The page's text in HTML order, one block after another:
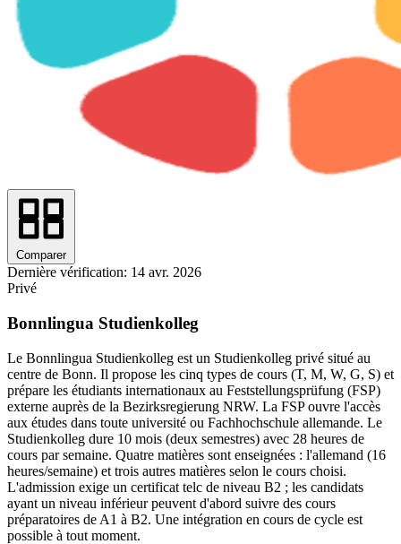
Comparer
Dernière vérification: 14 avr. 2026
Privé
Bonnlingua Studienkolleg
Le Bonnlingua Studienkolleg est un Studienkolleg privé situé au
centre de Bonn. Il propose les cinq types de cours (T, M, W, G, S) et
prépare les étudiants internationaux au Feststellungsprüfung (FSP)
externe auprès de la Bezirksregierung NRW. La FSP ouvre l'accès
aux études dans toute université ou Fachhochschule allemande. Le
Studienkolleg dure 10 mois (deux semestres) avec 28 heures de
cours par semaine. Quatre matières sont enseignées : l'allemand (16
heures/semaine) et trois autres matières selon le cours choisi.
L'admission exige un certificat telc de niveau B2 ; les candidats
ayant un niveau inférieur peuvent d'abord suivre des cours
préparatoires de A1 à B2. Une intégration en cours de cycle est
possible à tout moment.